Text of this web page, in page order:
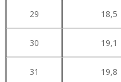
29 18,5
30 19,1
31 19,8